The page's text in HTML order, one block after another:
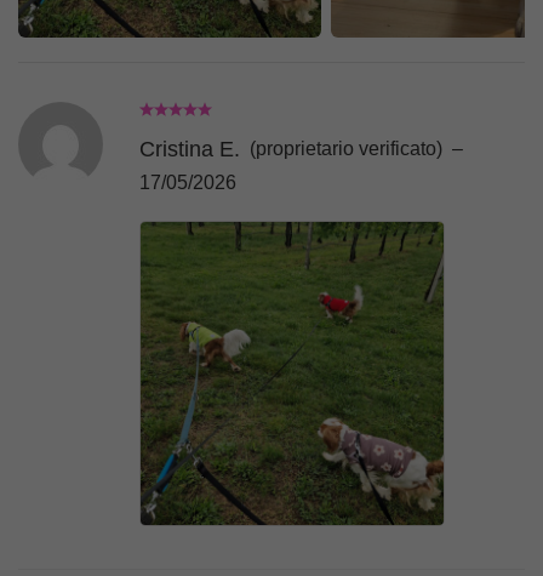
Cristina E. (proprietario verificato) –
17/05/2026